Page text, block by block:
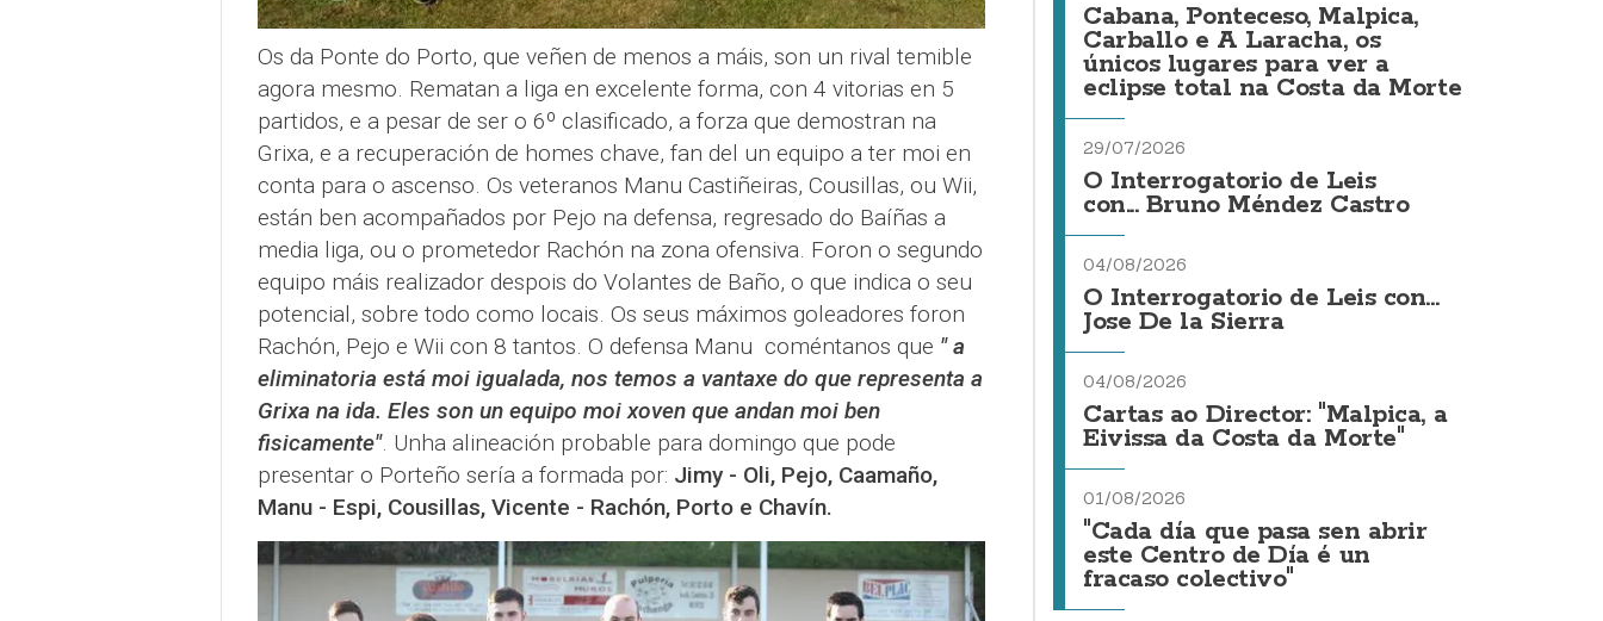
Os da Ponte do Porto, que veñen de menos a máis, son un rival temible
agora mesmo. Rematan a liga en excelente forma, con 4 vitorias en 5
partidos, e a pesar de ser o 6º clasificado, a forza que demostran na
Grixa, e a recuperación de homes chave, fan del un equipo a ter moi en
conta para o ascenso. Os veteranos Manu Castiñeiras, Cousillas, ou Wii,
están ben acompañados por Pejo na defensa, regresado do Baíñas a
media liga, ou o prometedor Rachón na zona ofensiva. Foron o segundo
equipo máis realizador despois do Volantes de Baño, o que indica o seu
potencial, sobre todo como locais. Os seus máximos goleadores foron
Rachón, Pejo e Wii con 8 tantos. O defensa Manu coméntanos que " a
eliminatoria está moi igualada, nos temos a vantaxe do que representa a
Grixa na ida. Eles son un equipo moi xoven que andan moi ben
fisicamente". Unha alineación probable para domingo que pode
presentar o Porteño sería a formada por: Jimy - Oli, Pejo, Caamaño,
Manu - Espi, Cousillas, Vicente - Rachón, Porto e Chavín.
Cabana, Ponteceso, Malpica,
Carballo e A Laracha, os
únicos lugares para ver a
eclipse total na Costa da Morte
29/07/2026
O Interrogatorio de Leis
con... Bruno Méndez Castro
04/08/2026
O Interrogatorio de Leis con...
Jose De la Sierra
04/08/2026
Cartas ao Director: "Malpica, a
Eivissa da Costa da Morte"
01/08/2026
"Cada día que pasa sen abrir
este Centro de Día é un
fracaso colectivo"